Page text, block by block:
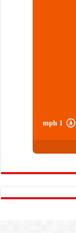
1 mph